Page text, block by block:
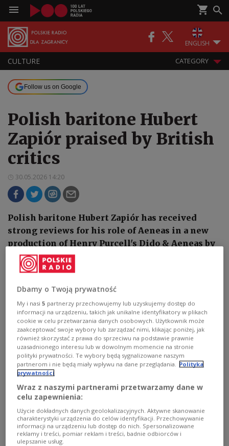
ENGLISH
CULTURE CATEGORY
Follow us on Google
Polish baritone Hubert
Zapiór praised by British
critics
30.05.2026 14:20
Polish baritone Hubert Zapiór has received
strong reviews for his role of Aeneas in a new
production of Henry Purcell's Dido & Aeneas by
the English Baroque Soloists and the
Monteverdi Choir, directed by Andrew Staples
Hubert Zapiór, Polish opera singer and actor.
Klaudia Baranowska /
Polish Radio, Programme Two
Dbamy o Twoją prywatność
My i nasi5 partnerzy przechowujemy lub uzyskujemy dostęp do
informacji na urządzeniu, takich jak unikalne identyfikatory w plikach
cookie w celu przetwarzania danych osobowych. Użytkownik może
zaakceptować swoje wybory lub zarządzać nimi, klikając poniżej, jak
również skorzystać z prawa do sprzeciwu na podstawie prawnie
uzasadnionego interesu lub w dowolnym momencie na stronie
polityki prywatności. Te wybory będą sygnalizowane naszym
partnerom i nie będą miały wpływu na dane przeglądania. Polityka
prywatności
Wraz z naszymi partnerami przetwarzamy dane w
celu zapewnienia:
Użycie dokładnych danych geolokalizacyjnych. Aktywne skanowanie
charakterystyki urządzenia do celów identyfikacji. Przechowywanie
informacji na urządzeniu lub dostęp do nich. Spersonalizowane
reklamy i treści, pomiar reklam i treści, badnie odbiorców i
ulepszanie usług.